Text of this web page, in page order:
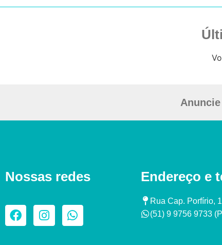
Nossas redes Endereço e
Rua Cap. Porfírio,
(51) 9 9756 9733